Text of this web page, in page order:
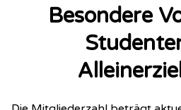
Besondere